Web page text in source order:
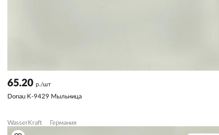
65.20 р./шт
Donau K-9429 Мыльница
WasserKraft Германия